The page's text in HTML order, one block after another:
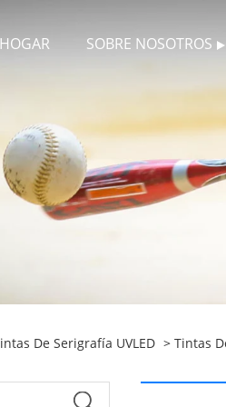
HOGAR SOBRE NOSOTROS
De Serigrafía UVLED > Tintas